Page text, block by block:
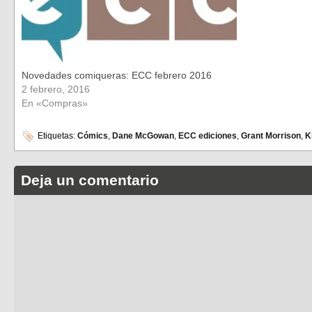
Novedades comiqueras: ECC febrero 2016
2 febrero, 2016
En «Compras»
Etiquetas: Cómics, Dane McGowan, ECC ediciones, Grant Morrison,
Deja un comentario